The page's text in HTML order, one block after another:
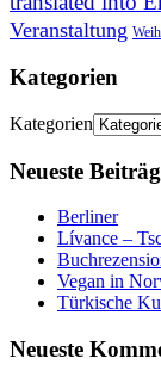
Veranstaltung
Kategorien
Kategorien
Neueste
Berliner
Lívance –
Vegan in
Türkische
Neueste